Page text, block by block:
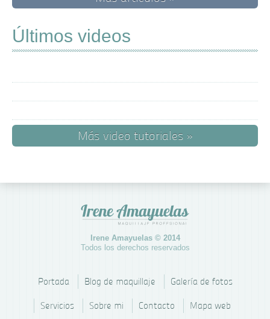
Últimos videos
Más video tutoriales »
Irene Amayuelas © 2014
Todos los derechos reservados
Portada Blog de maquillaje Galería de fotos
Servicios Sobre mi Contacto Mapa web